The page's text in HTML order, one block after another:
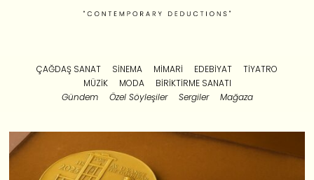
ÇAĞDAŞ SANAT SINEMA MIMARI EDEBIYAT
TIYATRO
MÜZIK
MODA
BIRIKTIRME SANATI
Gündem
Özel Söyleşiler Sergiler Mağaza